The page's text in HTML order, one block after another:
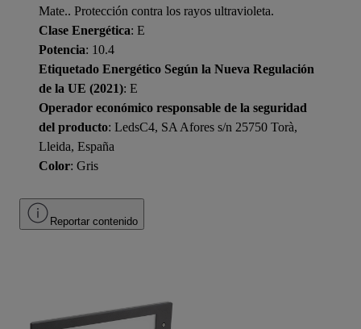
Mate.. Protección contra los rayos ultravioleta.
Clase Energética: E
Potencia: 10.4
Etiquetado Energético Según la Nueva Regulación
de la UE (2021): E
Operador económico responsable de la seguridad
del producto: LedsC4, SA Afores s/n 25750 Torà,
Lleida, España
Color: Gris
Reportar contenido